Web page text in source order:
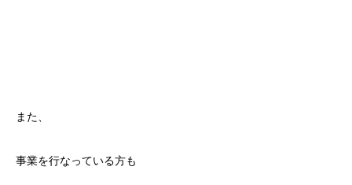
また、
事業を行なっている方も